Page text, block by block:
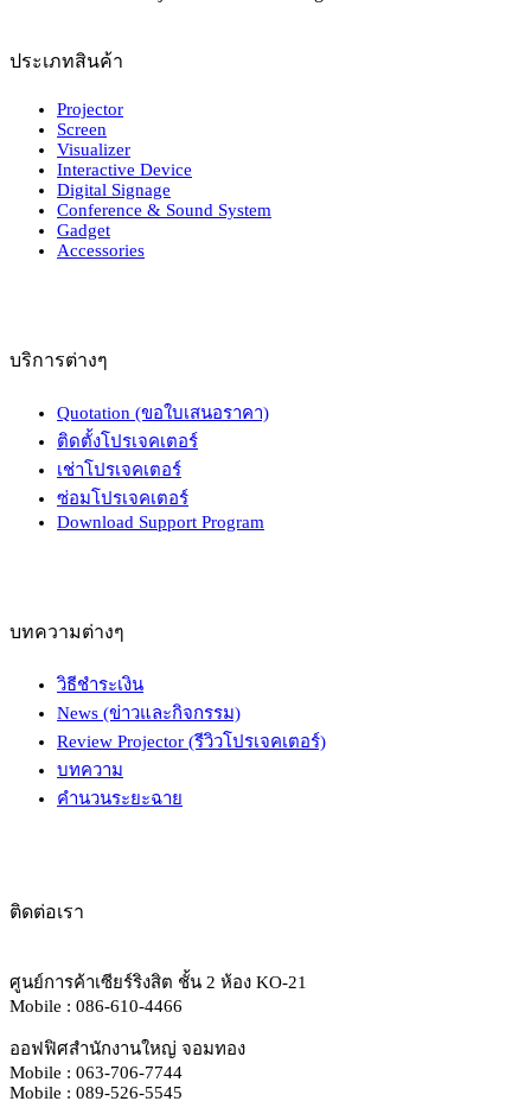
ประเภทสินค้า
Projector
Screen
Visualizer
Interactive Device
Digital Signage
Conference & Sound System
Gadget
Accessories
บริการต่างๆ
Quotation (ขอใบเสนอราคา)
ติดตั้งโปรเจคเตอร์
เช่าโปรเจคเตอร์
ซ่อมโปรเจคเตอร์
Download Support Program
บทความต่างๆ
วิธีชำระเงิน
News (ข่าวและกิจกรรม)
Review Projector (รีวิวโปรเจคเตอร์)
บทความ
คำนวนระยะฉาย
ติดต่อเรา
ศูนย์การค้าเซียร์ริงสิต ชั้น 2 ห้อง KO-21
Mobile : 086-610-4466
ออฟฟิศสำนักงานใหญ่ จอมทอง
Mobile : 063-706-7744
Mobile : 089-526-5545